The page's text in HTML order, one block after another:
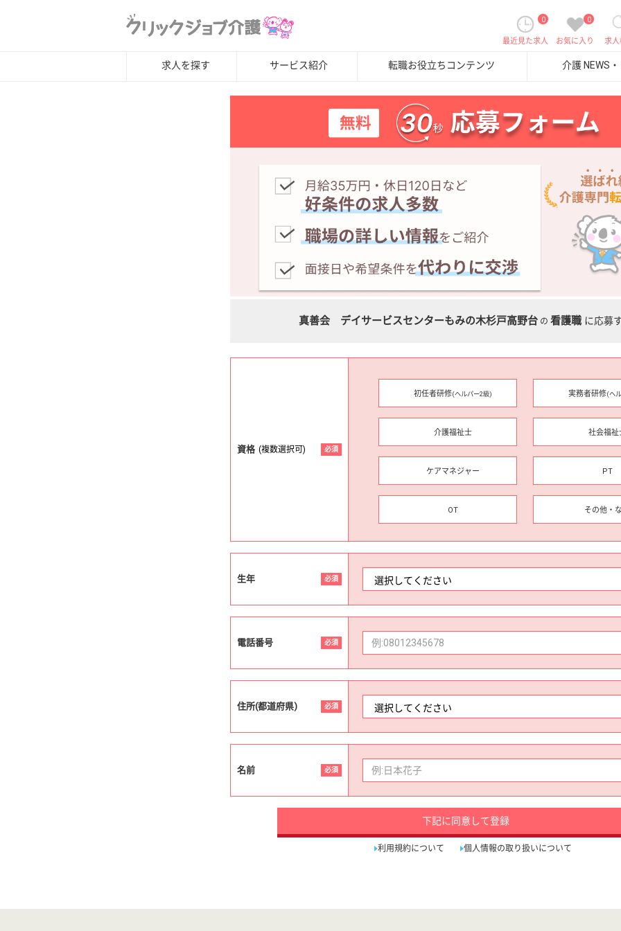
求
0
お気に入り
0
最近見た求人
求人を探す サービス紹介 転職お役立ちコンテンツ 介護 NEWS
真善会 デイサービスセンターもみの木杉戸高野台 の 看護職 に応募
資格 (複数選択可) 必須
初任者研修(ヘルパー2級) 実務者研修(ヘ
介護福祉士 社会福祉
ケアマネジャー PT
OT その他・
生年 必須
電話番号 必須
住所(都道府県) 必須
名前 必須
下記に同意して登録
利用規約について 個人情報の取り扱いについて